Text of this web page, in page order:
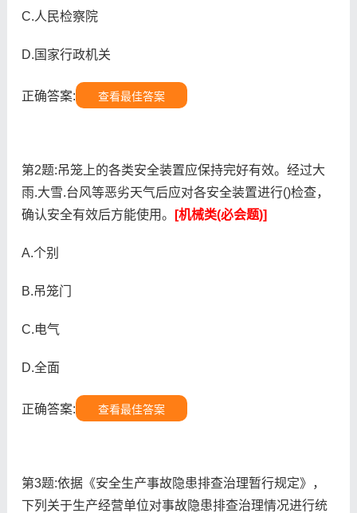
C.人民检察院
D.国家行政机关
正确答案: 查看最佳答案
第2题:吊笼上的各类安全装置应保持完好有效。经过大
雨.大雪.台风等恶劣天气后应对各安全装置进行()检查，
确认安全有效后方能使用。
[机械类(必会题)]
A.个别
B.吊笼门
C.电气
D.全面
正确答案: 查看最佳答案
第3题:依据《安全生产事故隐患排查治理暂行规定》，
下列关于生产经营单位对事故隐患排查治理情况进行统